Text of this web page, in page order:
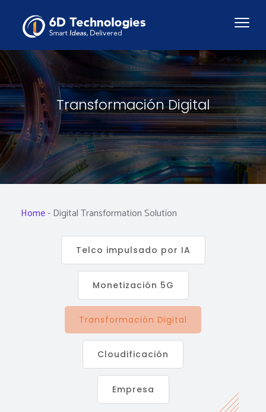
Transformación Digital
Home-Digital Transformation Solution
Telco impulsado por IA
Monetización 5G
Transformación Digital
Cloudificación
Empresa